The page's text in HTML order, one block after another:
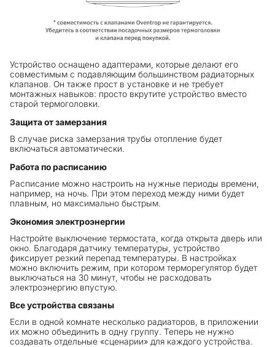
Устройство оснащено адаптерами, которые делают его
совместимым с подавляющим большинством радиаторных
клапанов. Он также прост в установке и не требует
монтажных навыков: просто вкрутите устройство вместо
старой термоголовки.
Защита от замерзания
В случае риска замерзания трубы отопление будет
включаться автоматически.
Работа по расписанию
Расписание можно настроить на нужные периоды времени,
например, на ночь. При этом переход между ними будет
плавным, но максимально быстрым.
Экономия электроэнергии
Настройте выключение термостата, когда открыта дверь или
окно. Благодаря датчику температуры, устройство
фиксирует резкий перепад температуры. В настройках
можно включить режим, при котором терморегулятор будет
выключаться на 30 минут, чтобы не расходовать
электроэнергию впустую.
Все устройства связаны
Если в одной комнате несколько радиаторов, в приложении
их можно объединить в одну группу. Теперь не нужно
создавать отдельные «сценарии» для каждого устройства.